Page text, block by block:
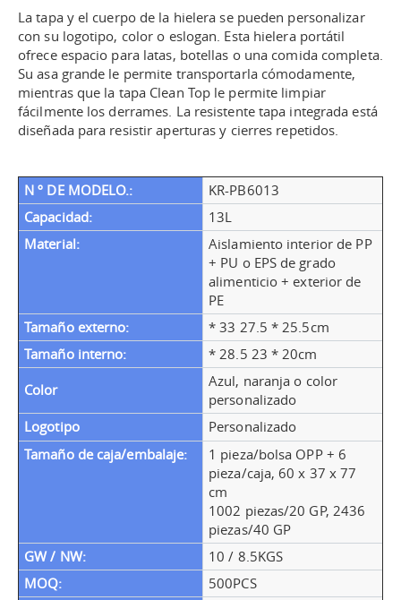
La tapa y el cuerpo de la hielera se pueden personalizar
con su logotipo, color o eslogan. Esta hielera portátil
ofrece espacio para latas, botellas o una comida completa.
Su asa grande le permite transportarla cómodamente,
mientras que la tapa Clean Top le permite limpiar
fácilmente los derrames. La resistente tapa integrada está
diseñada para resistir aperturas y cierres repetidos.
N º DE MODELO.:
KR-PB6013
Capacidad:
13L
Material:
Aislamiento interior de PP
+ PU o EPS de grado
alimenticio + exterior de
PE
Tamaño externo:
* 33 27.5 * 25.5cm
Tamaño interno:
* 28.5 23 * 20cm
Color
Azul, naranja o color
personalizado
Logotipo
Personalizado
Tamaño de caja/embalaje:
1 pieza/bolsa OPP + 6
pieza/caja, 60 x 37 x 77
cm
1002 piezas/20 GP, 2436
piezas/40 GP
GW / NW:
10 / 8.5KGS
MOQ:
500PCS